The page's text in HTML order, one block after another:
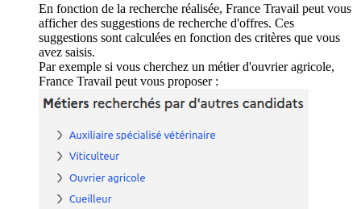
En fonction de la recherche réalisée, France Travail peut vous
afficher des suggestions de recherche d'offres. Ces
suggestions sont calculées en fonction des critères que vous
avez saisis.
Par exemple si vous cherchez un métier d'ouvrier agricole,
France Travail peut vous proposer :